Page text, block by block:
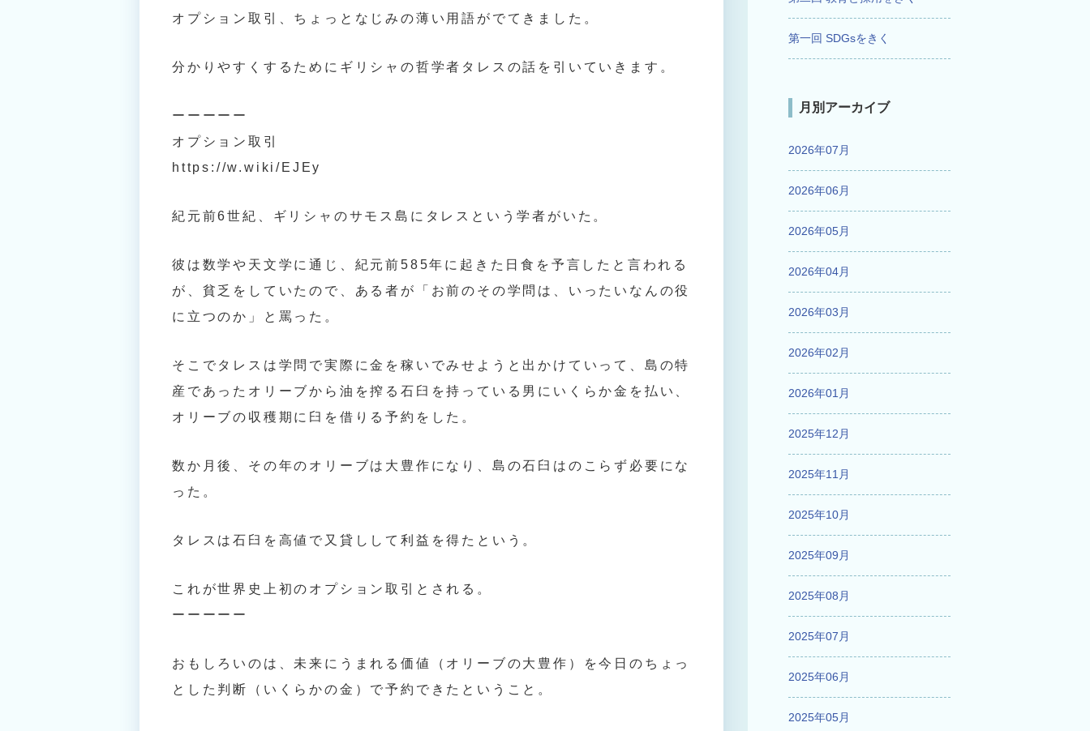
オプション取引、ちょっとなじみの薄い用語がでてきました。
分かりやすくするためにギリシャの哲学者タレスの話を引いていきます。
ーーーーー
オプション取引
https://w.wiki/EJEy
紀元前6世紀、ギリシャのサモス島にタレスという学者がいた。
彼は数学や天文学に通じ、紀元前585年に起きた日食を予言したと言われる
が、貧乏をしていたので、ある者が「お前のその学問は、いったいなんの役
に立つのか」と罵った。
そこでタレスは学問で実際に金を稼いでみせようと出かけていって、島の特
産であったオリーブから油を搾る石臼を持っている男にいくらか金を払い、
オリーブの収穫期に臼を借りる予約をした。
数か月後、その年のオリーブは大豊作になり、島の石臼はのこらず必要にな
った。
タレスは石臼を高値で又貸しして利益を得たという。
これが世界史上初のオプション取引とされる。
ーーーーー
おもしろいのは、未来にうまれる価値（オリーブの大豊作）を今日のちょっ
とした判断（いくらかの金）で予約できたということ。
第一回 SDGsをきく
月別アーカイブ
2026年07月
2026年06月
2026年05月
2026年04月
2026年03月
2026年02月
2026年01月
2025年12月
2025年11月
2025年10月
2025年09月
2025年08月
2025年07月
2025年06月
2025年05月